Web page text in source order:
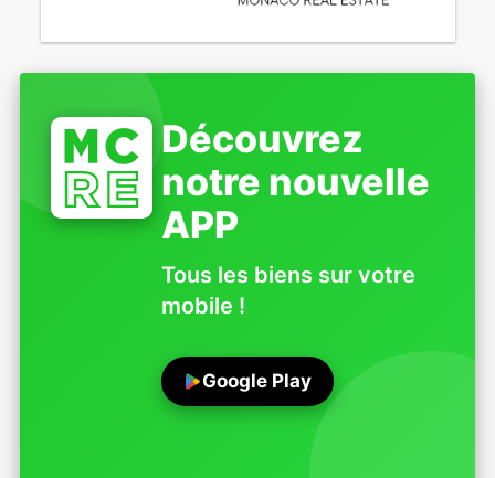
Découvrez
notre nouvelle
APP
Tous les biens sur votre
mobile !
Google Play